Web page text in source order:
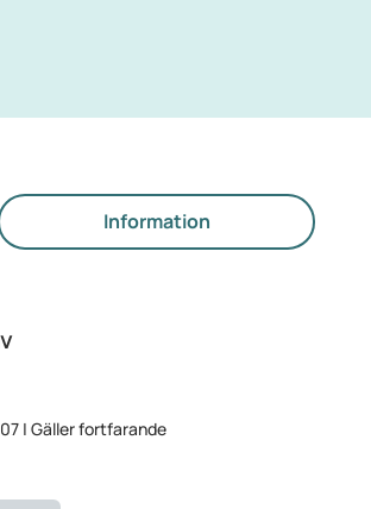
Information
| Gäller fortfarande